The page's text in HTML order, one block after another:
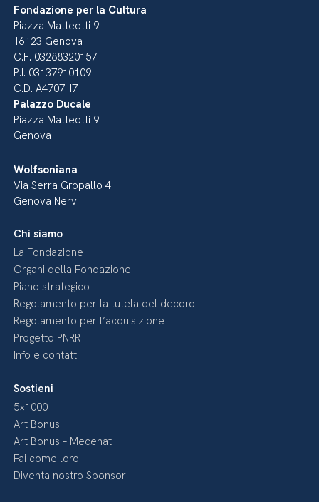
Fondazione per la Cultura
Piazza Matteotti 9
16123 Genova
C.F. 03288320157
P.I. 03137910109
C.D. A4707H7
Palazzo Ducale
Piazza Matteotti 9
Genova
Wolfsoniana
Via Serra Gropallo 4
Genova Nervi
Chi siamo
La Fondazione
Organi della Fondazione
Piano strategico
Regolamento per la tutela del decoro
Regolamento per l’acquisizione
Progetto PNRR
Info e contatti
Sostieni
5×1000
Art Bonus
Art Bonus – Mecenati
Fai come loro
Diventa nostro Sponsor